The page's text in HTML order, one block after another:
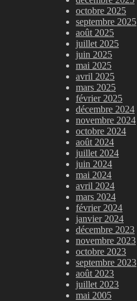
octobre 2025
septembre 2025
août 2025
juillet 2025
juin 2025
mai 2025
avril 2025
mars 2025
février 2025
décembre 2024
novembre 2024
octobre 2024
août 2024
juillet 2024
juin 2024
mai 2024
avril 2024
mars 2024
février 2024
janvier 2024
décembre 2023
novembre 2023
octobre 2023
septembre 2023
août 2023
juillet 2023
mai 2005